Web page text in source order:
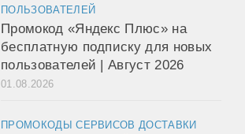
ПОЛЬЗОВАТЕЛЕЙ
Промокод «Яндекс Плюс» на
бесплатную подписку для новых
пользователей | Август 2026
01.08.2026
ПРОМОКОДЫ СЕРВИСОВ ДОСТАВКИ